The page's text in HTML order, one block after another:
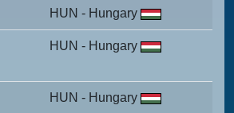
HUN - Hungary
HUN - Hungary
HUN - Hungary